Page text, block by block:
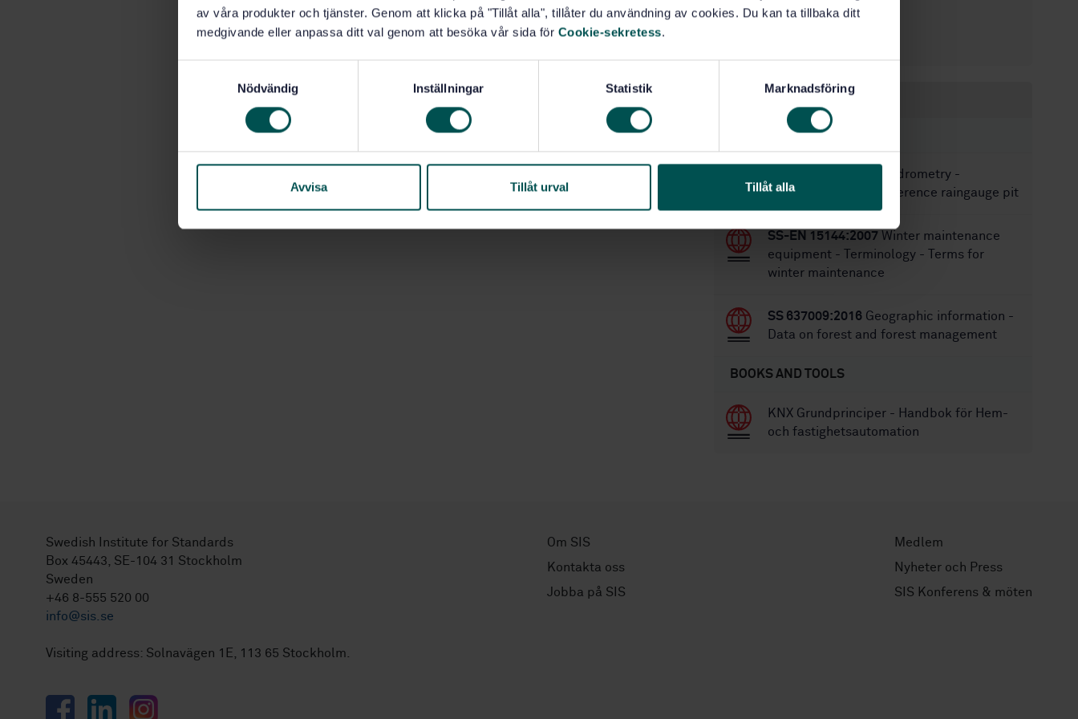
av våra produkter och tjänster. Genom att klicka på "Tillåt alla", tillåter du användning av cookies. Du kan ta tillbaka ditt
medgivande eller anpassa ditt val genom att besöka vår sida för Cookie-sekretess.
s
Nödvändig Inställningar Statistik Marknadsföring
Avvisa Tillåt urval Tillåt alla
Approved:2/15/2011
Within the same area
STANDARDS
Hydrometry -
Specification for a reference raingauge pit
SS-EN 15144:2007 Winter maintenance
equipment - Terminology - Terms for
winter maintenance
SS 637009:2016 Geographic information -
Data on forest and forest management
BOOKS AND TOOLS
KNX Grundprinciper - Handbok för Hem-
och fastighetsautomation
Swedish Institute for Standards
Box 45443, SE-104 31 Stockholm
Sweden
+46 8-555 520 00
info@sis.se
Visiting address: Solnavägen 1E, 113 65 Stockholm.
FacebookLinkedInInstagram
Om SIS
Kontakta oss
Jobba på SIS
Medlem
Nyheter och Press
SIS Konferens & möten